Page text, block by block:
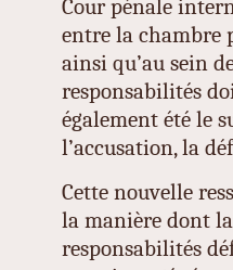
Cour pénale
entre la chambre
ainsi qu’au sein
responsabilités
également été le
l’accusation, la
Cette nouvelle
la manière dont
responsabilités